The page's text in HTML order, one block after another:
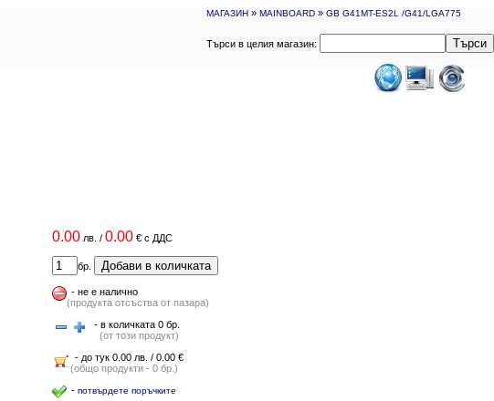
МАГАЗИН » MAINBOARD » GB G41MT-ES2L /G41/LGA775
Търси в целия магазин: Търси
0.00 лв. / 0.00 €с ДДС
бр. Добави в количката
- не е налично
(продукта отсъства от пазара)
- в количката 0 бр.
(от този продукт)
- до тук 0.00 лв. / 0.00 €
(общо продукти - 0 бр.)
- потвърдете поръчките